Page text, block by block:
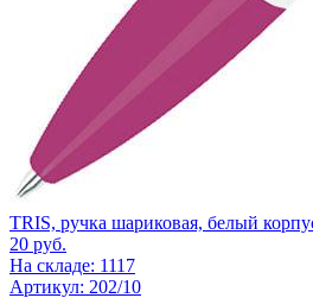
TRIS, ручка шариковая, белый
20 руб.
На складе: 1117
Артикул: 202/10